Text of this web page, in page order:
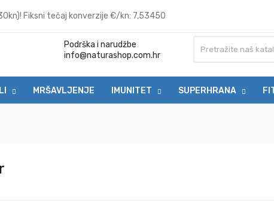
Fiksni tečaj konverzije €/kn: 7,53450
Podrška i narudžbe
info@naturashop.com.hr
MRŠAVLJENJE IMUNITET SUPERHRANA